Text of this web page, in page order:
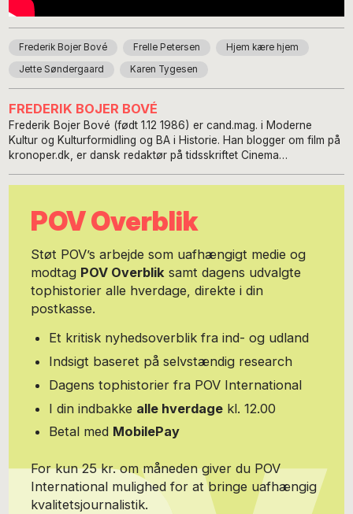
Frederik Bojer Bové Frelle Petersen Hjem kære hjem
Jette Søndergaard Karen Tygesen
FREDERIK BOJER BOVÉ
Frederik Bojer Bové (født 1.12 1986) er cand.mag. i Moderne
Kultur og Kulturformidling og BA i Historie. Han blogger om film på
kronoper.dk, er dansk redaktør på tidsskriftet Cinema
Architecture Festival.
POV Overblik
Støt POV’s arbejde som uafhængigt medie og
modtag POV Overbliksamt dagens udvalgte
tophistorier alle hverdage, direkte i din
postkasse.
Et kritisk nyhedsoverblik fra ind- og udland
Indsigt baseret på selvstændig research
Dagens tophistorier fra POV International
I din indbakke alle hverdage kl. 12.00
Betal med MobilePay
For kun 25 kr. om måneden giver du POV
International mulighed for at bringe uafhængig
kvalitetsjournalistik.